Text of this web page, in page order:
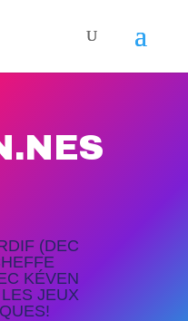
(DEC
KÉVEN
JEUX